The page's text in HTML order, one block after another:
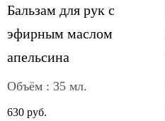
Бальзам для рук с
эфирным маслом
апельсина
Объём : 35 мл.
630 руб.